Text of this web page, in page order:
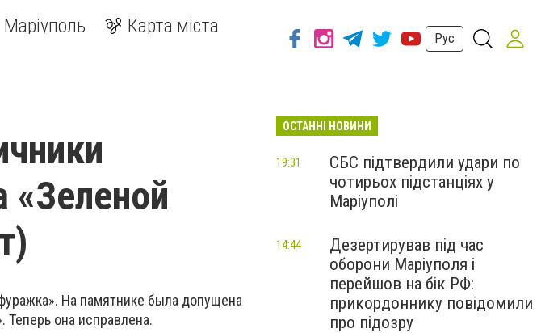
Карта міста
Рус
«Зеленой
На памятнике была допущена
Теперь она исправлена.
ОСТАННІ НОВИНИ
СБС підтвердили удари по
чотирьох підстанціях у
Маріуполі
19:31
Дезертирував під час
оборони Маріуполя і
перейшов на бік РФ:
прикордоннику повідомили
про підозру
14:44